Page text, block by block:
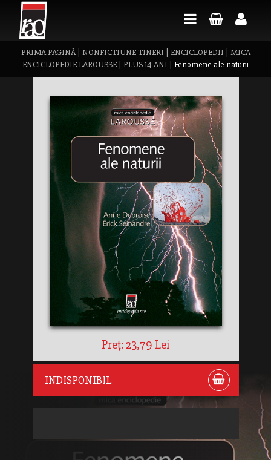
PRIMA PAGINĂ| NONFICTIUNE TINERI ENCICLOPEDII
MICA
ENCICLOPEDIE LAROUSSE
PLUS 14 ANI Fenomene ale naturii
Preț: 23,79 Lei
INDISPONIBIL